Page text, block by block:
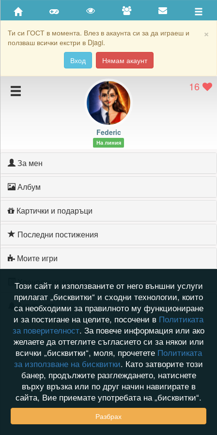
×
Ти си ГОСТ в момента. Влез в акаунта си за да играеш и
ползваш всички екстри в Djagi.
Вход
Нямам акаунт
Приятели
Хронология на игри
Подаръците на Federic
Картичките на Federic
16
Federic
На линия
За мен
Албум
Картички и подаръци
Последни постижения
Моите игри
Хронология на игри
Активност
Този сайт и използваните от него външни услуги
прилагат „бисквитки“ и сходни технологии, които
са необходими за правилното му функциониране
и за постигане на целите, посочени в Политиката
за поверителност. За повече информация или ако
желаете да оттеглите съгласието си за някои или
всички „бисквитки“, моля, прочетете Политиката
за използване на бисквитки. Като затворите този
банер, продължите разглеждането, натиснете
върху връзка или по друг начин навигирате в
сайта, Вие приемате употребата на „бисквитки“.
Разбрах